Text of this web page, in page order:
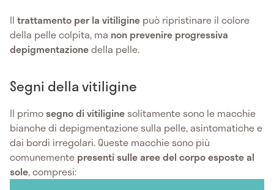
Il trattamento per la vitiligine può ripristinare il colore
della pelle colpita, ma non prevenire progressiva
depigmentazionedella pelle.
Segni della vitiligine
Il primosegno di vitiligine solitamente sono le macchie
bianche di depigmentazione sulla pelle, asintomatiche e
dai bordi irregolari. Queste macchie sono più
comunemente presenti sulle aree del corpo esposte al
sole, compresi: